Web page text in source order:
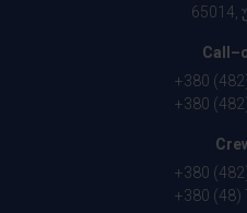
65014,
+380
+380
+380
+380 (48)